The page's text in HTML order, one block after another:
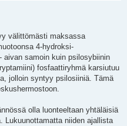
välittömästi maksassa
4-hydroksi-
samoin kuin psilosybiinin
fosfaattiryhmä karsiutuu
jolloin syntyy psilosiiniä. Tämä
olla luonteeltaan yhtäläisiä
Lukuunottamatta niiden ajallista